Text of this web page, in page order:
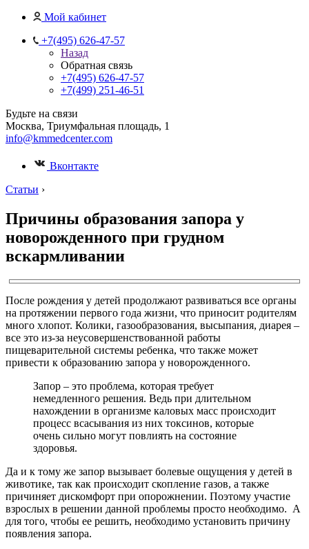
Мой кабинет
+7(495) 626-47-57
Назад
Обратная связь
+7(495) 626-47-57
+7(499) 251-46-51
Будьте на связи
Москва, Триумфальная площадь, 1
info@kmmedcenter.com
Вконтакте
Статьи ›
Причины образования запора у
новорожденного при грудном
вскармливании
После рождения у детей продолжают развиваться все органы
на протяжении первого года жизни, что приносит родителям
много хлопот. Колики, газообразования, высыпания, диарея –
все это из-за неусовершенствованной работы
пищеварительной системы ребенка, что также может
привести к образованию запора у новорожденного.
Запор – это проблема, которая требует
немедленного решения. Ведь при длительном
нахождении в организме каловых масс происходит
процесс всасывания из них токсинов, которые
очень сильно могут повлиять на состояние
здоровья.
Да и к тому же запор вызывает болевые ощущения у детей в
животике, так как происходит скопление газов, а также
причиняет дискомфорт при опорожнении. Поэтому участие
взрослых в решении данной проблемы просто необходимо. А
для того, чтобы ее решить, необходимо установить причину
появления запора.